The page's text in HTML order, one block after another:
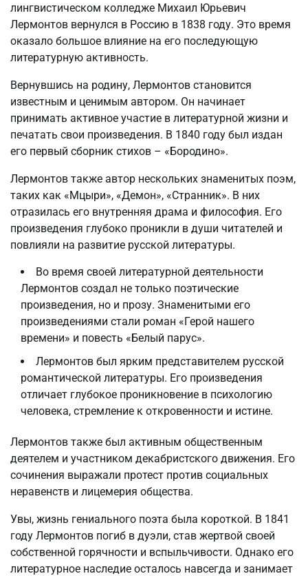
лингвистическом колледже Михаил Юрьевич
Лермонтов вернулся в Россию в 1838 году. Это время
оказало большое влияние на его последующую
литературную активность.
Вернувшись на родину, Лермонтов становится
известным и ценимым автором. Он начинает
принимать активное участие в литературной жизни и
печатать свои произведения. В 1840 году был издан
его первый сборник стихов – «Бородино».
Лермонтов также автор нескольких знаменитых поэм,
таких как «Мцыри», «Демон», «Странник». В них
отразилась его внутренняя драма и философия. Его
произведения глубоко проникли в души читателей и
повлияли на развитие русской литературы.
Во время своей литературной деятельности
Лермонтов создал не только поэтические
произведения, но и прозу. Знаменитыми его
произведениями стали роман «Герой нашего
времени» и повесть «Белый парус».
Лермонтов был ярким представителем русской
романтической литературы. Его произведения
отличает глубокое проникновение в психологию
человека, стремление к откровенности и истине.
Лермонтов также был активным общественным
деятелем и участником декабристского движения. Его
сочинения выражали протест против социальных
неравенств и лицемерия общества.
Увы, жизнь гениального поэта была короткой. В 1841
году Лермонтов погиб в дуэли, став жертвой своей
собственной горячности и вспыльчивости. Однако его
литературное наследие осталось навсегда и занимает